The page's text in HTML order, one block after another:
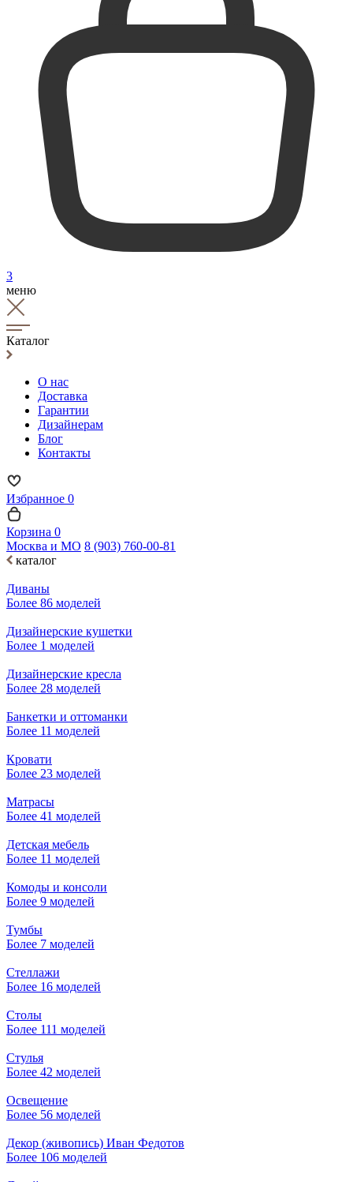
3
меню
Каталог
О нас
Доставка
Гарантии
Дизайнерам
Блог
Контакты
Избранное 0
Корзина 0
Москва и МО 8 (903) 760-00-81
каталог
Диваны
Более 86 моделей
Дизайнерские кушетки
Более 1 моделей
Дизайнерские кресла
Более 28 моделей
Банкетки и оттоманки
Более 11 моделей
Кровати
Более 23 моделей
Матрасы
Более 41 моделей
Детская мебель
Более 11 моделей
Комоды и консоли
Более 9 моделей
Тумбы
Более 7 моделей
Стеллажи
Более 16 моделей
Столы
Более 111 моделей
Стулья
Более 42 моделей
Освещение
Более 56 моделей
Декор (живопись) Иван Федотов
Более 106 моделей